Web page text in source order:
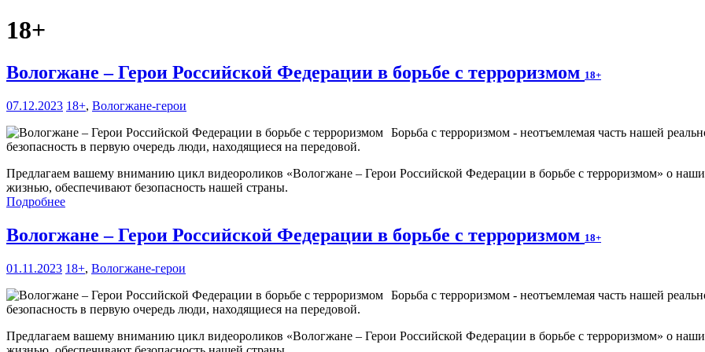
18+
Вологжане – Герои Российской Федерации в борьбе с терроризмом 18+
07.12.2023 18+, Вологжане-герои
Борьба с терроризмом - неотъемлемая часть нашей
безопасность в первую очередь люди, находящиеся на передовой.
Предлагаем вашему вниманию цикл видеороликов «Вологжане – Герои Российской Федерации в борьбе с терроризмом» о
жизнью, обеспечивают безопасность нашей страны.
Подробнее
Вологжане – Герои Российской Федерации в борьбе с терроризмом 18+
01.11.2023 18+, Вологжане-герои
Борьба с терроризмом - неотъемлемая часть нашей
безопасность в первую очередь люди, находящиеся на передовой.
Предлагаем вашему вниманию цикл видеороликов «Вологжане – Герои Российской Федерации в борьбе с терроризмом» о